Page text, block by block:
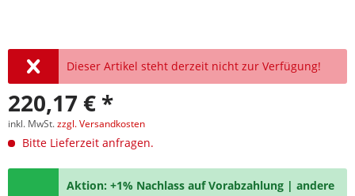
Dieser Artikel steht derzeit nicht zur Verfügung!
220,17 € *
inkl. MwSt.zzgl. Versandkosten
Bitte Lieferzeit anfragen.
Aktion: +1% Nachlass auf Vorabzahlung | andere